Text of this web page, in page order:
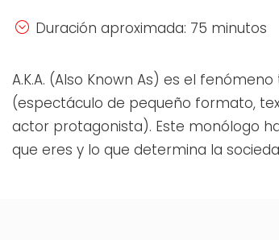
Duración aproximada: 75 minutos
A.K.A. (Also Known As) es el
(espectáculo de pequeño formato,
actor protagonista). Este monólogo
que eres y lo que deter­mina la